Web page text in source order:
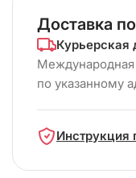
Доставка
Курьерская
Международная
по указанному
Инструкция